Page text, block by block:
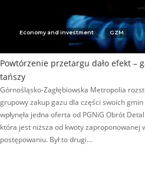
Economy and investment GZM
Powtórzenie przetargu dało efekt –
tańszy
Górnośląsko-Zagłębiowska Metropolia
grupowy zakup gazu dla części swoich
wpłynęła jedna oferta od PGNiG Obrót
która jest niższa od kwoty zaproponowanej
postępowaniu. Był to drugi…